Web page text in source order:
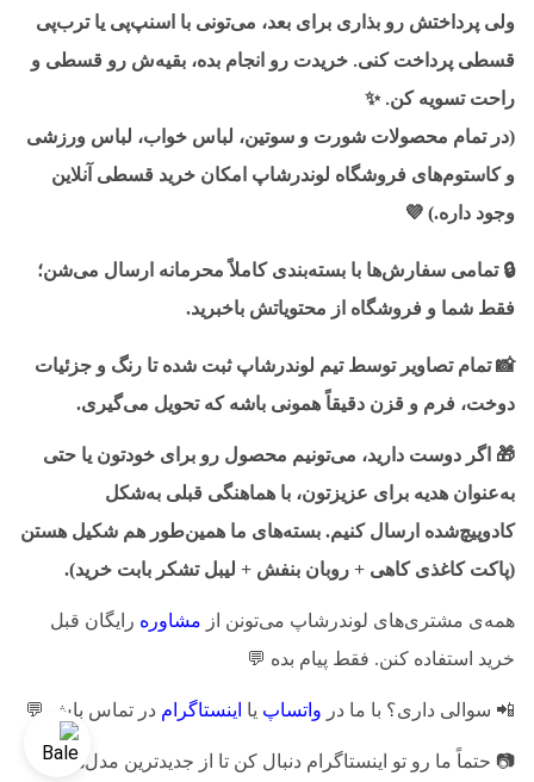
ولی پرداختش رو بذاری برای بعد، می‌تونی با اسنپ‌پی یا ترب‌پی
قسطی پرداخت کنی. خریدت رو انجام بده، بقیه‌ش رو قسطی و
راحت تسویه کن.✨
(در تمام محصولات شورت و سوتین، لباس خواب، لباس ورزشی
و کاستوم‌های فروشگاه لوندرشاپ امکان خرید قسطی آنلاین
وجود داره.) 💜
🔒 تمامی سفارش‌ها با بسته‌بندی کاملاً محرمانه ارسال می‌شن؛
فقط شما و فروشگاه از محتویاتش باخبرید.
📸تمام تصاویر توسط تیم لوندرشاپ ثبت شده تا رنگ و جزئیات
دوخت، فرم و قزن دقیقاً همونی باشه که تحویل می‌گیری.
🎁 اگر دوست دارید، می‌تونیم محصول رو برای خودتون یا حتی
به‌عنوان هدیه برای عزیزتون، با هماهنگی قبلی به‌شکل
کادوپیچ‌شده ارسال کنیم. بسته‌های ما همین‌طور هم شکیل هستن
(پاکت کاغذی کاهی + روبان بنفش + لیبل تشکر بابت خرید).
همه‌ی مشتری‌های لوندرشاپ می‌تونن از مشاوره رایگان قبل
خرید استفاده کنن. فقط پیام بده 💬
📲 سوالی داری؟ با ما در واتساپ یا اینستاگرام در تماس باش 💬
📷 حتماً ما رو تو اینستاگرام دنبال کن تا از جدیدترین مدل‌ها،